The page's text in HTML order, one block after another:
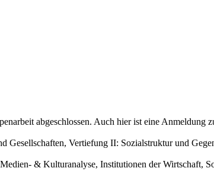
abgeschlossen. Auch hier ist eine Anmeldung
Vertiefung II: Sozialstruktur und
& Kulturanalyse, Institutionen der Wirtschaft,